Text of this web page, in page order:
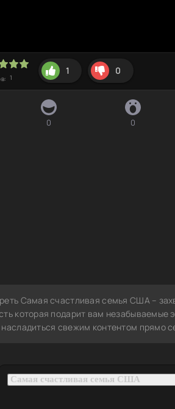
1
1 0
0 0
Самая счастливая семья США –
которая подарит вам незабываемые
свежим контентом прямо